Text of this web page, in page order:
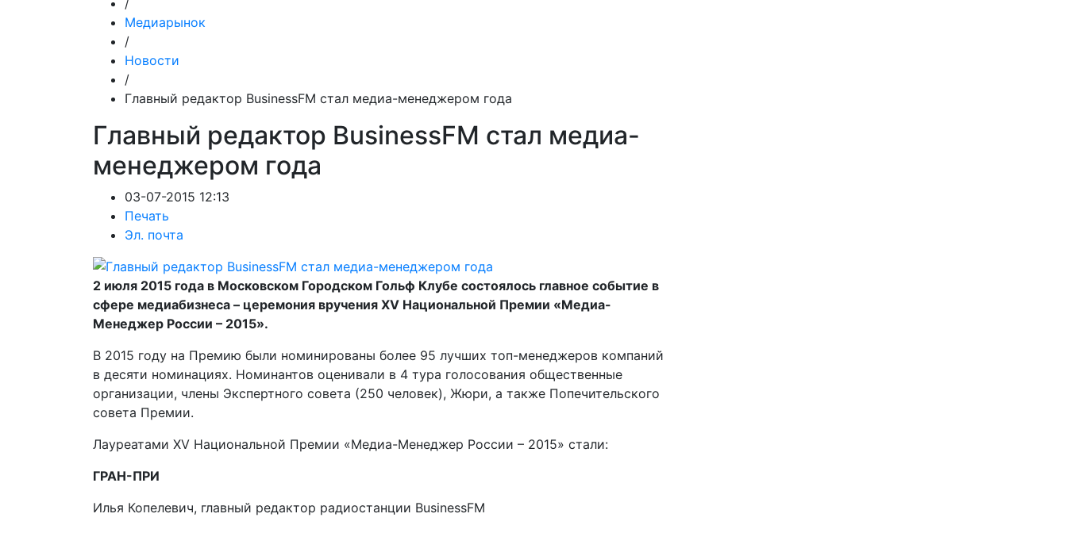
/
Медиарынок
/
Новости
/
Главный редактор BusinessFM стал медиа-менеджером года
Главный редактор BusinessFM стал медиа-
менеджером года
03-07-2015 12:13
Печать
Эл. почта
2 июля 2015 года в Московском Городском Гольф Клубе состоялось главное событие в
сфере медиабизнеса – церемония вручения XV Национальной Премии «Медиа-
Менеджер России – 2015».
В 2015 году на Премию были номинированы более 95 лучших топ-менеджеров компаний
в десяти номинациях. Номинантов оценивали в 4 тура голосования общественные
организации, члены Экспертного совета (250 человек), Жюри, а также Попечительского
совета Премии.
Лауреатами XV Национальной Премии «Медиа-Менеджер России – 2015» стали:
ГРАН-ПРИ
Илья Копелевич, главный редактор радиостанции BusinessFM